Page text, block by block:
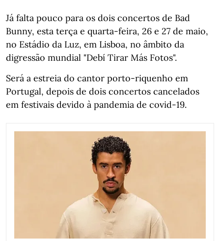
Já falta pouco para os dois concertos de Bad
Bunny, esta terça e quarta-feira, 26 e 27 de maio,
no Estádio da Luz, em Lisboa, no âmbito da
digressão mundial "Debí Tirar Más Fotos".
Será a estreia do cantor porto-riquenho em
Portugal, depois de dois concertos cancelados
em festivais devido à pandemia de covid-19.